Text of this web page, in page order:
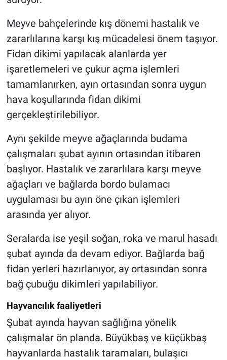
Meyve bahçelerinde kış dönemi hastalık ve
zararlılarına karşı kış mücadelesi önem taşıyor.
Fidan dikimi yapılacak alanlarda yer
işaretlemeleri ve çukur açma işlemleri
tamamlanırken, ayın ortasından sonra uygun
hava koşullarında fidan dikimi
gerçekleştirilebiliyor.
Aynı şekilde meyve ağaçlarında budama
çalışmaları şubat ayının ortasından itibaren
başlıyor. Hastalık ve zararlılara karşı meyve
ağaçları ve bağlarda bordo bulamacı
uygulaması bu ayın öne çıkan işlemleri
arasında yer alıyor.
Seralarda ise yeşil soğan, roka ve marul hasadı
şubat ayında da devam ediyor. Bağlarda bağ
fidan yerleri hazırlanıyor, ay ortasından sonra
bağ çubuğu dikimleri yapılabiliyor.
Hayvancılık faaliyetleri
Şubat ayında hayvan sağlığına yönelik
çalışmalar ön planda. Büyükbaş ve küçükbaş
hayvanlarda hastalık taramaları, bulaşıcı